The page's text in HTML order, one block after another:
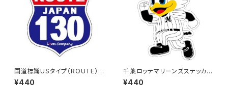
国道標識USタイプ（ROUTE）ス
テッカー 130号線
¥440
千葉ロッテマリーンズステッカー
14
¥440